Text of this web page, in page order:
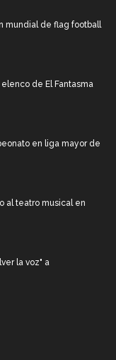
mundial de flag football
de El Fantasma
en liga mayor de
al teatro musical en
la voz" a